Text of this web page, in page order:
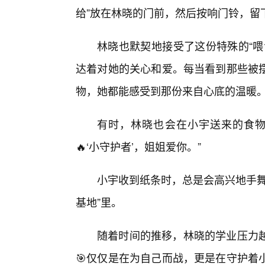
给”放在林晓的门前，然后按响门铃，
林晓也默契地接受了这份特殊的“
达着对她的关心和爱。每当看到那些
物，她都能感受到那份来自心底的温暖
有时，林晓也会在小宇送来的食
🔥‘小守护者’，姐姐爱你。”
小宇收到纸条时，总是会高兴地手
基地”里。
随着时间的推移，林晓的学业压
🎯仅仅是在为自己而战，更是在守护